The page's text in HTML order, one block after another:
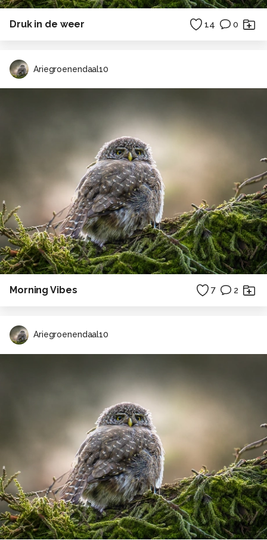
Druk in de weer 14 0
Ariegroenendaal10
Morning Vibes 7 2
Ariegroenendaal10